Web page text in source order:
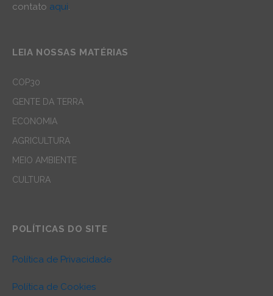
contato aqui.
LEIA NOSSAS MATÉRIAS
COP30
GENTE DA TERRA
ECONOMIA
AGRICULTURA
MEIO AMBIENTE
CULTURA
POLÍTICAS DO SITE
Política de Privacidade
Política de Cookies